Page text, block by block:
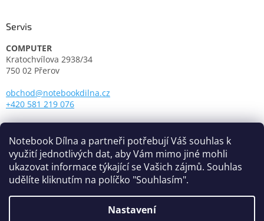
Notebook Dílna a partneři potřebují Váš souhlas k
využití jednotlivých dat, aby Vám mimo jiné mohli
ukazovat informace týkající se Vašich zájmů. Souhlas
udělíte kliknutím na políčko "Souhlasím".
Nastavení
Servis
COMPUTER
Kratochvílova 2938/34
750 02 Přerov
obchod@notebookdilna.cz
+420 581 219 076
Otevírací doba:
Pondělí - Pátek: 9.00 - 17.00
Vytvořil Shoptet